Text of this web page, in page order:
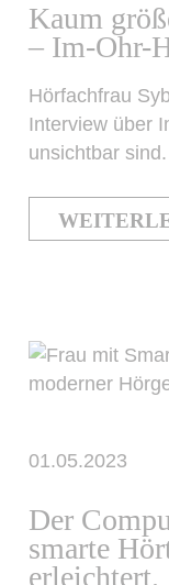
Kaum
– Im-Ohr-
Hörfachfrau
Interview über
unsichtbar sind.
01.05.2023
Der
smarte
erleichtert.